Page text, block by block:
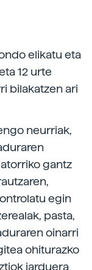
elikatu eta
12 urte
bilakatzen ari
neurriak,
gantz
egin
pasta,
oinarri
ohiturazko
jarduera